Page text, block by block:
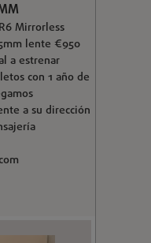
Mirrorless
lente €950
a estrenar
con 1 año de
a su dirección